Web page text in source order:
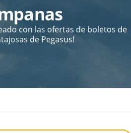
con las ofertas de boletos de
de Pegasus!